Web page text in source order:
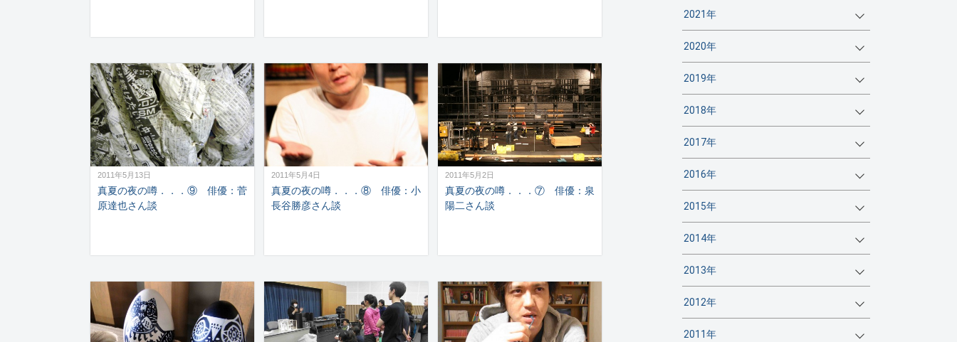
2011年5月13日
真夏の夜の噂．．．⑨ 俳優：菅
原達也さん談
2011年5月4日
真夏の夜の噂．．．⑧ 俳優：小
長谷勝彦さん談
2011年5月2日
真夏の夜の噂．．．⑦ 俳優：泉
陽二さん談
2021年
2020年
2019年
2018年
2017年
2016年
2015年
2014年
2013年
2012年
2011年